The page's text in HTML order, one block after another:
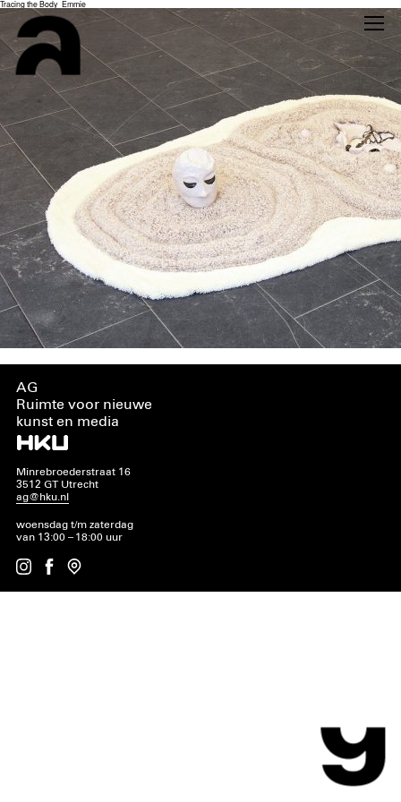
Tracing the Body_Emmie
AG
Ruimte voor nieuwe
kunst en media
Minrebroederstraat 16
3512 GT Utrecht
ag@hku.nl
woensdag t/m zaterdag
van 13:00 – 18:00 uur